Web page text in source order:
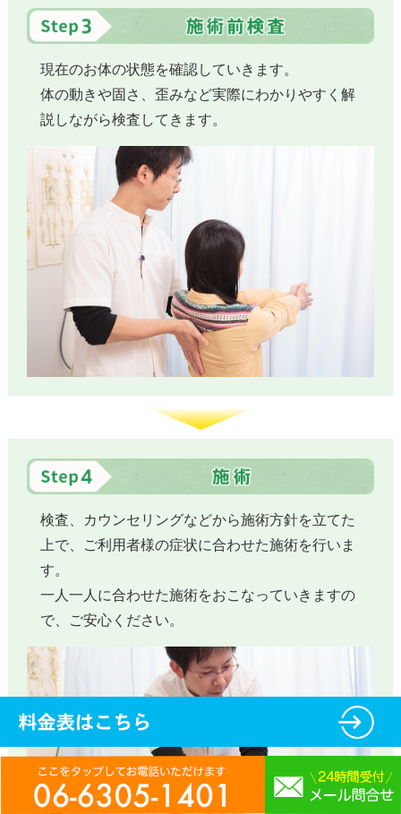
現在のお体の状態を確認していきます。
体の動きや固さ、歪みなど実際にわかりやすく解
説しながら検査してきます。
検査、カウンセリングなどから施術方針を立てた
上で、ご利用者様の症状に合わせた施術を行いま
す。
一人一人に合わせた施術をおこなっていきますの
で、ご安心ください。